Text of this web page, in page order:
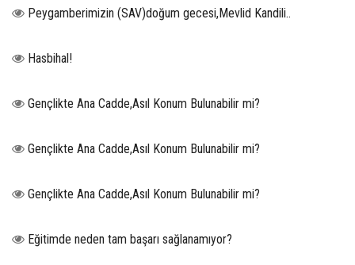
Peygamberimizin (SAV)doğum gecesi,Mevlid Kandili..
Hasbihal!
Gençlikte Ana Cadde,Asıl Konum Bulunabilir mi?
Gençlikte Ana Cadde,Asıl Konum Bulunabilir mi?
Gençlikte Ana Cadde,Asıl Konum Bulunabilir mi?
Eğitimde neden tam başarı sağlanamıyor?